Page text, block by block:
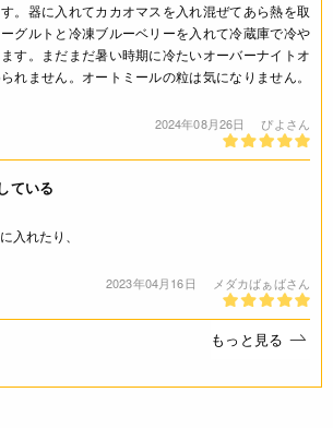
湿をさけて保存してください。
害虫を防ぐ為密封容器に入れて冷暗所に保
告なく販売終了になる場合がございます。
れている商品は、ご購入可能な状態にあっ
保証するものではありません。予めご了承
プを注ぎかきまぜます。ラップをして電
。器に入れてカカオマスを入れ混ぜてあら熱を取
グルトと冷凍ブルーベリーを入れて冷蔵庫で冷や
す。まだまだ暑い時期に冷たいオーバーナイトオ
れません。オートミールの粒は気になりません。
2024年08月26日 ぴよさん
ている
入れたり、
2023年04月16日 メダカばぁばさん
もっと見る